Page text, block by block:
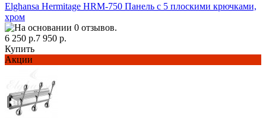
Elghansa Hermitage HRM-750 Панель с 5 плоскими крючками,
хром
6 250 р.7 950 р.
Купить
Акции